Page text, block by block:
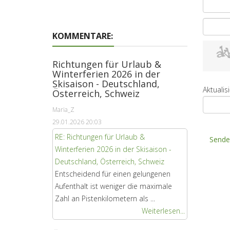
KOMMENTARE:
Richtungen für Urlaub &
Winterferien 2026 in der
Skisaison - Deutschland,
Österreich, Schweiz
Maria_Z
29.01.2026 20:03
RE: Richtungen für Urlaub &
Winterferien 2026 in der Skisaison -
Deutschland, Österreich, Schweiz
Entscheidend für einen gelungenen
Aufenthalt ist weniger die maximale
Zahl an Pistenkilometern als ...
Weiterlesen...